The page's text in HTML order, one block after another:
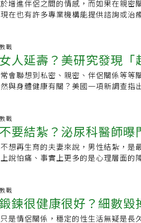
樣條件下的存活率較女性低。在15年
，僅有76%仍健在，而女性為91%。
報；而年性交少於12次的族群內部也
究無法證實因果關係——是因為情緒與
心理與代謝惡化？答案仍有待更進一
以美國數據為基礎，不同文化中對性
密或無關緊要的資訊。若伴隨腹部肥
信號。臨床上若能及早篩檢這兩個指
群「沉默高危族群」走向更長久、更
授權：
刻是10點半，也就是關燈睡覺的時間
前開始。」她補充，這樣的親密時段
灰姑娘時間」前互相傳達暗示，比如
讓氣氛悄悄升溫。但也因為設下了截
對經常睡眠不足的成年人來說，更能
表」，灰姑娘法則則保有更多彈性，
斯會分享一個來自Podcast節目聽眾
在聽完節目後，Mia表示她對於「安排
天當中看似平淡的片段轉化為情感連
即興、衣服撕裂」畫上等號，但研究
滿足程度上並無明顯差異。灰姑娘法
有發生過性行為」。除了影響感情，
不良影響。研究指出，規律的性生活
心理狀態與幸福感。
年紀大了以後，像老舊的橡膠一樣，
GSM並非只靠潤滑劑就能解決，背後
林或避免過度清潔，必要時可透過荷
療促進陰道黏膜健康。這位女士在接
醒，若有長期未有性行為、打算重新
。若在性行為後出現不尋常出血、疼
福
增進伴侶之間的情感，而如果在親密
在也有許多專業機構能提供諮詢或治
復健，並且為了維持和未婚妻Amber
。Neven和Amber拍攝影片分享，日
首先是一種陰莖形狀的醫療震動器「
製造商Reflexonic LLC所生產，可以
並減少脊椎損傷患者肌肉痙攣的頻率
制，和伴侶享受親密關係，而Neven
萬名網友觀看。另外，許多網友也十
展現雄風」？對此，這對可愛的情侶
會在陰莖注射「Trimix 藥物」，這
#fyp #paraplegic
#spinalcordinjury
#fiance #engaged
戰
人延壽？美研究發現「
70％
會聯想到私密、親密、伴侶關係等等
與身體健康有關？美國一項新調查指
，並與美國死亡資料進行比較。報告
，其中38%的人每週發生一次或以上
一次的女性，比起每週性行為超過一
研究小組認為，性行為頻率之所以會
度有關。在另外一份數據中，研究小
Banerjee博士向《每日郵報》
，不會那麼強烈地感受到抑鬱症的負
才存在，這是因為憂鬱症對男性和女
戰
要結紮？泌尿科醫師曝
件事保養蛋蛋
想再生育的夫妻來說，男性結紮，是
說怕痛、事實上更多的是心理層面的
影響性功能？好幸福泌尿科體系總院
問結紮的患者，很多人關心結紮會不
和臨床經驗都證實，結紮後的性功能
戰
鍊很健康很好？細數毀
是情侶關係，穩定的性生活無疑是長